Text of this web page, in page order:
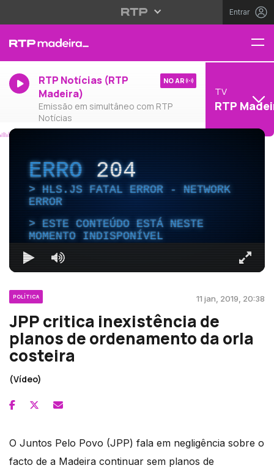
Entrar
RTP Notícias (RTP
Madeira)
Emissão em simultâneo com RTP
Notícias
NO AR
TV
RTP
ERRO204
HLS.JS FATAL ERROR - NETWORK
ERROR
ESTE CONTEÚDO ESTÁ NESTE
MOMENTO INDISPONÍVEL
POLÍTICA 11 jan, 2019, 20:38
JPP critica inexistência de
planos de ordenamento da orla
costeira
(Vídeo)
O Juntos Pelo Povo (JPP) fala em negligência sobre o
facto de a Madeira continuar sem planos de